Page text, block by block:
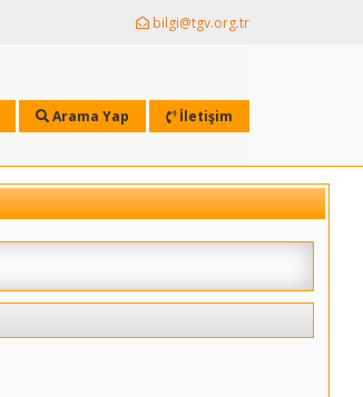
bilgi@tgv.org.tr
Arama Yap İletişim